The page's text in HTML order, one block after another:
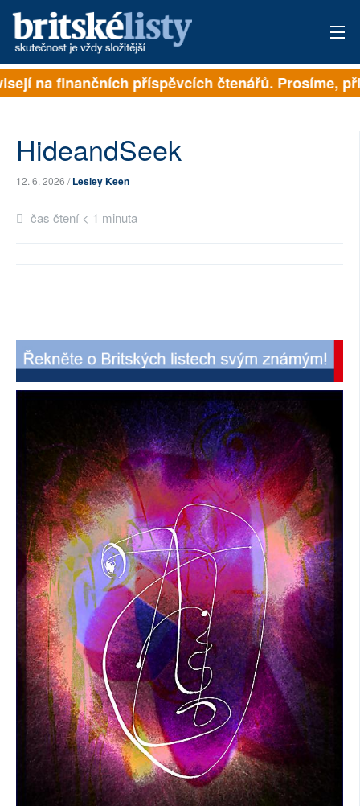
PŘIHLÁSIT
ARCHIV
PŘÍSPĚVKY NA PROVOZ
SOCIÁLNÍ SÍTĚ
PLNÁ VERZE STRÁNEK
na finančních příspěvcích čtenářů. Prosíme,
HideandSeek
12. 6. 2026 /Lesley Keen
čas čtení < 1 minuta